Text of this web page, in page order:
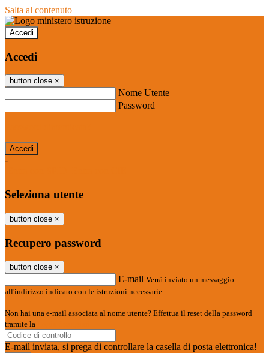
Salta al contenuto
Accedi
Accedi
button close ×
Nome Utente
Password
-
Seleziona utente
button close ×
Recupero password
button close ×
E-mail Verrà inviato un messaggio
all'indirizzo indicato con le istruzioni necessarie.
Non hai una e-mail associata al nome utente? Effettua il reset della password
tramite la
E-mail inviata, si prega di controllare la casella di posta elettronica!